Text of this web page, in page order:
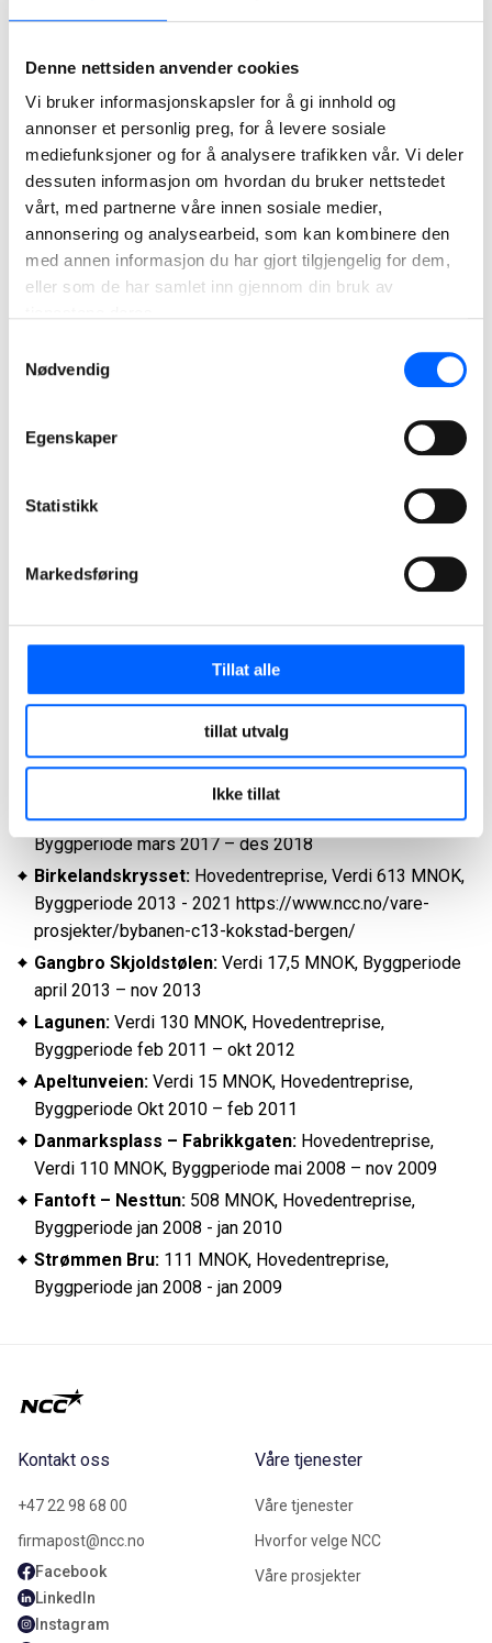
Denne nettsiden anvender cookies
Vi bruker informasjonskapsler for å gi innhold og
annonser et personlig preg, for å levere sosiale
mediefunksjoner og for å analysere trafikken vår. Vi deler
dessuten informasjon om hvordan du bruker nettstedet
vårt, med partnerne våre innen sosiale medier,
annonsering og analysearbeid, som kan kombinere den
med annen informasjon du har gjort tilgjengelig for dem,
eller som de har samlet inn gjennom din bruk av
Nødvendig
Egenskaper
Statistikk
Markedsføring
Tillat alle
tillat utvalg
Ikke tillat
Bybanen Bergen
Tidligere prosjekter
D16 Fyllingsdalen:Verdi 207 MNOK, Byggeperiode april
Mur Bane NOR:Verdi 29 MNOK, Byggperiode okt 2018
Utfylling Store Lungegårdsvann:Verdi 77 MNOK,
Byggperiode mars 2017 – des 2018
Birkelandskrysset: Hovedentreprise, Verdi 613 MNOK,
Byggperiode 2013 - 2021 https://www.ncc.no/vare-
prosjekter/bybanen-c13-kokstad-bergen/
Gangbro Skjoldstølen: Verdi 17,5 MNOK, Byggperiode
april 2013 – nov 2013
Lagunen: Verdi 130 MNOK, Hovedentreprise,
Byggperiode feb 2011 – okt 2012
Apeltunveien: Verdi 15 MNOK, Hovedentreprise,
Byggperiode Okt 2010 – feb 2011
Danmarksplass – Fabrikkgaten: Hovedentreprise,
Verdi 110 MNOK, Byggperiode mai 2008 – nov 2009
Fantoft – Nesttun: 508 MNOK, Hovedentreprise,
Byggperiode jan 2008 - jan 2010
Strømmen Bru: 111 MNOK, Hovedentreprise,
Byggperiode jan 2008 - jan 2009
Kontakt oss
+47 22 98 68 00
firmapost@ncc.no
Facebook
LinkedIn
Instagram
Våre tjenester
Våre tjenester
Hvorfor velge NCC
Våre prosjekter